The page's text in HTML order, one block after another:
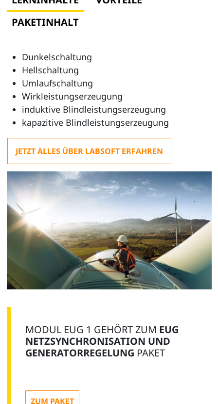
PAKETINHALT
Dunkelschaltung
Hellschaltung
Umlaufschaltung
Wirkleistungserzeugung
induktive Blindleistungserzeugung
kapazitive Blindleistungserzeugung
JETZT ALLES ÜBER LABSOFT ERFAHREN
MODUL EUG 1 GEHÖRT ZUM EUG
NETZSYNCHRONISATION UND
GENERATORREGELUNG PAKET
ZUM PAKET